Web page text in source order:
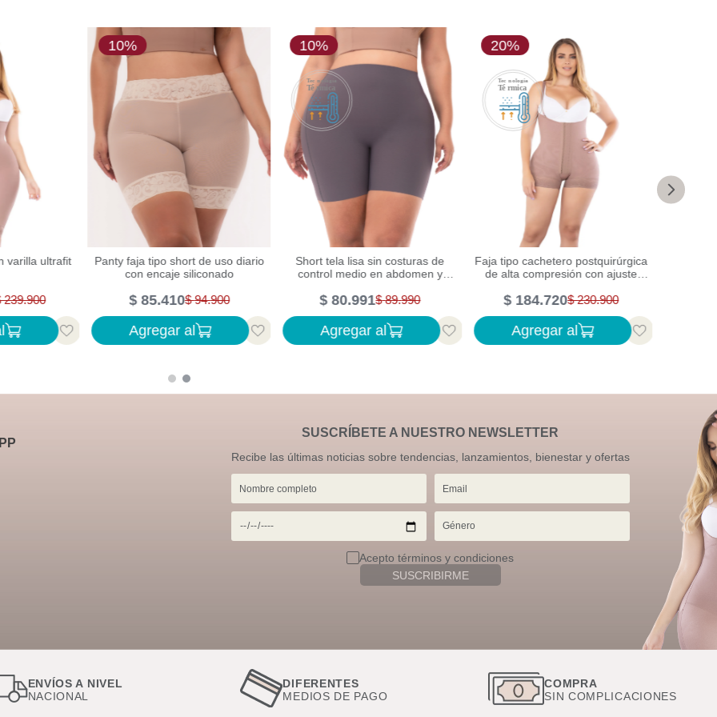
varilla ultrafit
239.900
10%
Panty faja tipo short de uso diario
con encaje siliconado
$ 94.900
$ 85.410
Agregar al
10%
Short tela lisa sin costuras de
control medio en abdomen y
piernas color gris
$ 89.990
$ 80.991
Agregar al
20%
Faja tipo cachetero postquirúrgica
de alta compresión con ajuste
$ 230.900
$ 184.720
Agregar al
SUSCRÍBETE A NUESTRO NEWSLETTER
Recibe las últimas noticias sobre tendencias, lanzamientos, bienestar y ofertas
Acepto términos y condiciones
SUSCRIBIRME
ENVÍOS A NIVEL
NACIONAL
DIFERENTES
MEDIOS DE PAGO
COMPRA
SIN COMPLICACIONES